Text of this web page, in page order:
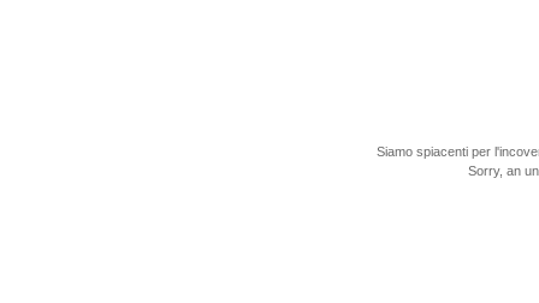
Siamo spiacenti per
Sorry, an